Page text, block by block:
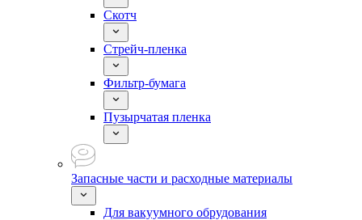
Скотч
Стрейч-пленка
Фильтр-бумага
Пузырчатая пленка
Запасные части и расходные материалы
Для вакуумного обрудования